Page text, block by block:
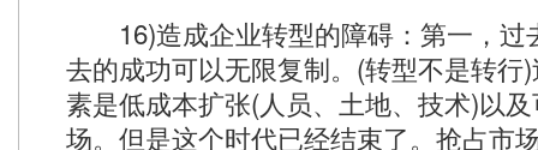
16)造成企业转型的障碍：第一，过
去的成功可以无限复制。(转型不是转行
素是低成本扩张(人员、土地、技术)以
场。但是这个时代已经结束了。抢占市